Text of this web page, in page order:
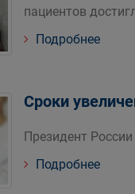
пациентов
Подробнее
Сроки
Президент
Подробнее